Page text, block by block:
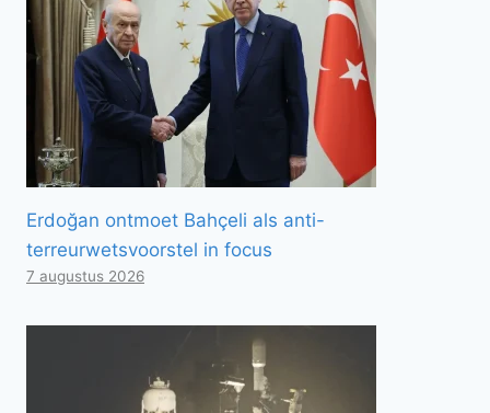
Erdoğan ontmoet Bahçeli als anti-
terreurwetsvoorstel in focus
7 augustus 2026